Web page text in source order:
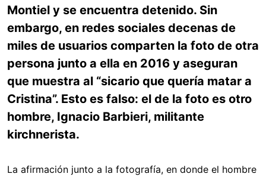
Montiel y se encuentra detenido. Sin
embargo, en redes sociales decenas de
miles de usuarios comparten la foto de otra
persona junto a ella en 2016 y aseguran
que muestra al “sicario que quería matar a
Cristina”. Esto es falso: el de la foto es otro
hombre, Ignacio Barbieri, militante
kirchnerista.
La afirmación junto a la fotografía, en donde el hombre